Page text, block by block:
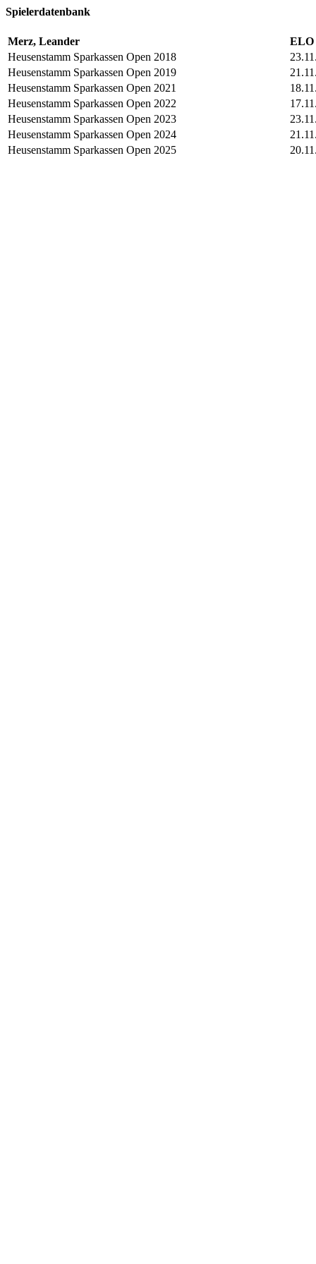
Spielerdatenbank
Merz, Leander
Heusenstamm Sparkassen Open 2018
Heusenstamm Sparkassen Open 2019
Heusenstamm Sparkassen Open 2021
Heusenstamm Sparkassen Open 2022
Heusenstamm Sparkassen Open 2023
Heusenstamm Sparkassen Open 2024
Heusenstamm Sparkassen Open 2025